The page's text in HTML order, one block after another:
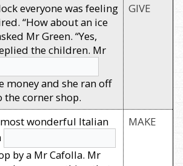
everyone was feeling
“How about an ice
Mr Green. “Yes,
the children. Mr
money and she ran off
the corner shop.
GIVE
wonderful Italian
by a Mr Cafolla. Mr
MAKE